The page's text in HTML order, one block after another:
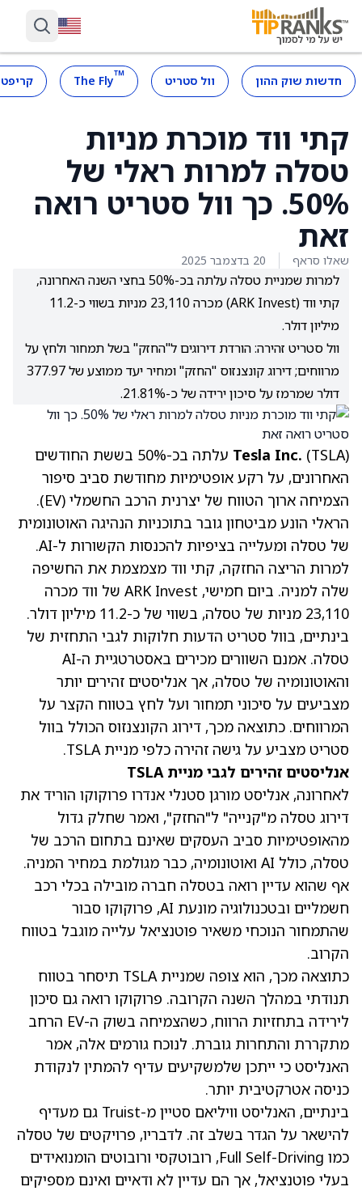
חדשות שוק ההון וול סטריט ™
The Fly
קתי ווד מוכרת מניות
טסלה למרות ראלי של
50%. כך וול סטריט רואה
זאת
שאלו סראף 20 בדצמבר 2025
למרות שמניית טסלה עלתה בכ-50% בחצי השנה האחרונה,
קתי ווד (ARK Invest) מכרה 23,110 מניות בשווי כ-11.2
מיליון דולר.
וול סטריט זהירה: הורדת דירוגים ל"החזק" בשל תמחור ולחץ על
מרווחים; דירוג קונצנזוס "החזק" ומחיר יעד ממוצע של 377.97
דולר שמרמז על סיכון ירידה של כ-21.81%.
Tesla Inc. (TSLA)
עלתה בכ-50% בששת החודשים
האחרונים, על רקע אופטימיות מחודשת סביב סיפור
הצמיחה ארוך הטווח של יצרנית הרכב החשמלי (EV).
הראלי הונע מביטחון גובר בתוכניות הנהיגה האוטונומית
של טסלה ומעלייה בציפיות להכנסות הקשורות ל-AI.
למרות הריצה החזקה, קתי ווד מצמצמת את החשיפה
שלה למניה. ביום חמישי, ARK Invest של ווד מכרה
23,110 מניות של טסלה, בשווי של כ-11.2 מיליון דולר.
בינתיים, בוול סטריט הדעות חלוקות לגבי התחזית של
טסלה. אמנם השוורים מכירים באסטרטגיית ה-AI
והאוטונומיה של טסלה, אך אנליסטים זהירים יותר
מצביעים על סיכוני תמחור ועל לחץ בטווח הקצר על
המרווחים. כתוצאה מכך, דירוג הקונצנזוס הכולל בוול
סטריט מצביע על גישה זהירה כלפי מניית TSLA.
אנליסטים זהירים לגבי מניית TSLA
לאחרונה, אנליסט מורגן סטנלי אנדרו פרוקוקו הוריד את
דירוג טסלה מ"קנייה" ל"החזק", ואמר שחלק גדול
מהאופטימיות סביב העסקים שאינם בתחום הרכב של
טסלה, כולל AI ואוטונומיה, כבר מגולמת במחיר המניה.
אף שהוא עדיין רואה בטסלה חברה מובילה בכלי רכב
חשמליים ובטכנולוגיה מונעת AI, פרוקוקו סבור
שהתמחור הנוכחי משאיר פוטנציאל עלייה מוגבל בטווח
הקרוב.
כתוצאה מכך, הוא צופה שמניית TSLA תיסחר בטווח
תנודתי במהלך השנה הקרובה. פרוקוקו רואה גם סיכון
לירידה בתחזיות הרווח, כשהצמיחה בשוק ה-EV הרחב
מתקררת והתחרות גוברת. לנוכח גורמים אלה, אמר
האנליסט כי ייתכן שלמשקיעים עדיף להמתין לנקודת
כניסה אטרקטיבית יותר.
בינתיים, האנליסט וויליאם סטיין מ-Truist גם מעדיף
להישאר על הגדר בשלב זה. לדבריו, פרויקטים של טסלה
כמו Full Self-Driving, רובוטקסי ורובוטים הומנואידים
בעלי פוטנציאל, אך הם עדיין לא ודאיים ואינם מספיקים